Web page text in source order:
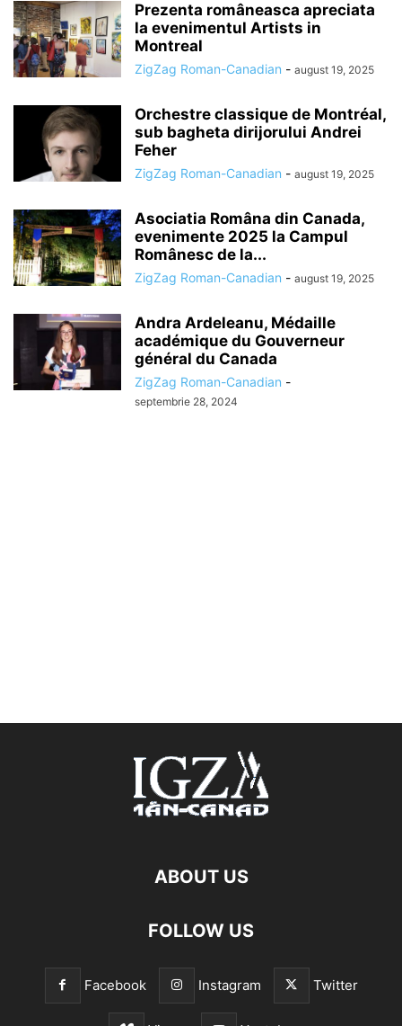
Prezenta româneasca apreciata
la evenimentul Artists in
Montreal
ZigZag Roman-Canadian - august 19, 2025
Orchestre classique de Montréal,
sub bagheta dirijorului Andrei
Feher
ZigZag Roman-Canadian - august 19, 2025
Asociatia Româna din Canada,
evenimente 2025 la Campul
Românesc de la...
ZigZag Roman-Canadian - august 19, 2025
Andra Ardeleanu, Médaille
académique du Gouverneur
général du Canada
ZigZag Roman-Canadian -
septembrie 28, 2024
ABOUT US
FOLLOW US
Facebook Instagram Twitter